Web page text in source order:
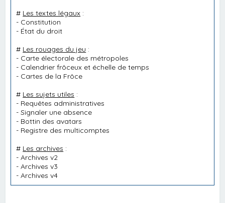
# Les textes légaux :
- Constitution
- État du droit
# Les rouages du jeu :
- Carte électorale des métropoles
- Calendrier frôceux et échelle de temps
- Cartes de la Frôce
# Les sujets utiles :
- Requêtes administratives
-Signaler une absence
- Bottin des avatars
- Registre des multicomptes
# Les archives :
-Archives v2
-Archives v3
-Archives v4